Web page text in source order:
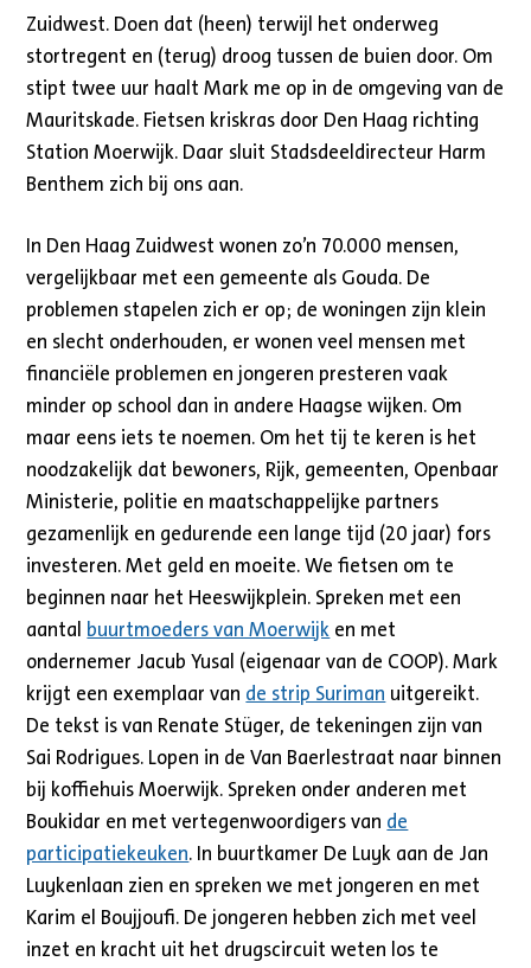
Zuidwest. Doen dat (heen) terwijl het onderweg
stortregent en (terug) droog tussen de buien door. Om
stipt twee uur haalt Mark me op in de omgeving van de
Mauritskade. Fietsen kriskras door Den Haag richting
Station Moerwijk. Daar sluit Stadsdeeldirecteur Harm
Benthem zich bij ons aan.
In Den Haag Zuidwest wonen zo’n 70.000 mensen,
vergelijkbaar met een gemeente als Gouda. De
problemen stapelen zich er op; de woningen zijn klein
en slecht onderhouden, er wonen veel mensen met
financiële problemen en jongeren presteren vaak
minder op school dan in andere Haagse wijken. Om
maar eens iets te noemen. Om het tij te keren is het
noodzakelijk dat bewoners, Rijk, gemeenten, Openbaar
Ministerie, politie en maatschappelijke partners
gezamenlijk en gedurende een lange tijd (20 jaar) fors
investeren. Met geld en moeite. We fietsen om te
beginnen naar het Heeswijkplein. Spreken met een
aantal buurtmoeders van Moerwijk en met
ondernemer Jacub Yusal (eigenaar van de COOP). Mark
krijgt een exemplaar van de strip Suriman uitgereikt.
De tekst is van Renate Stüger, de tekeningen zijn van
Sai Rodrigues. Lopen in de Van Baerlestraat naar binnen
bij koffiehuis Moerwijk. Spreken onder anderen met
Boukidar en met vertegenwoordigers van de
participatiekeuken. In buurtkamer De Luyk aan de Jan
Luykenlaan zien en spreken we met jongeren en met
Karim el Boujjoufi. De jongeren hebben zich met veel
inzet en kracht uit het drugscircuit weten los te